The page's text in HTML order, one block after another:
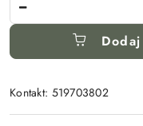
Kontakt: 519703802